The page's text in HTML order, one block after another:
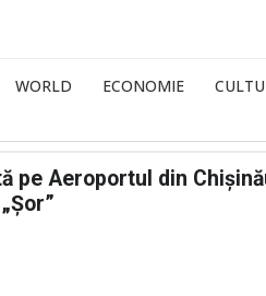
WORLD ECONOMIE
pe Aeroportul din